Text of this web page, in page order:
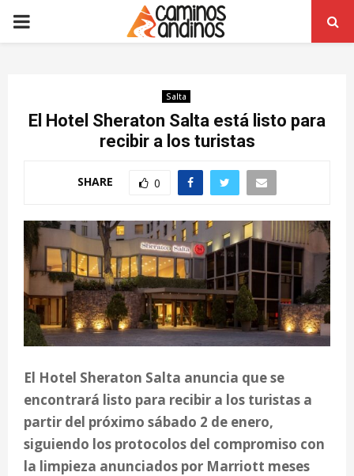
PRIMARY
Salta
El Hotel Sheraton Salta está listo para
recibir a los turistas
SHARE 0
El Hotel Sheraton Salta anuncia que se
encontrará listo para recibir a los turistas a
partir del próximo sábado 2 de enero,
siguiendo los protocolos del compromiso con
la limpieza anunciados por Marriott meses